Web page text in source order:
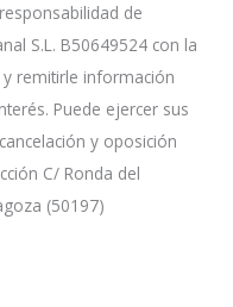
de
S.L. B50649524 con la
remitirle información
Puede ejercer sus
y oposición
C/ Ronda del
(50197)